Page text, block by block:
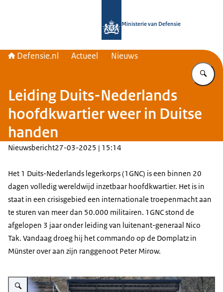
Ministerie van Defensie
Defensie.nl Actueel Nieuws
Leiding Duits-Nederlands
hoofdkwartier weer in Duitse
handen
Nieuwsbericht27-03-2025 | 15:14
Het 1 Duits-Nederlands legerkorps (1GNC) is een binnen 20
dagen volledig wereldwijd inzetbaar hoofdkwartier. Het is in
staat in een crisisgebied een internationale troepenmacht aan
te sturen van meer dan 50.000 militairen. 1GNC stond de
afgelopen 3 jaar onder leiding van luitenant-generaal Nico
Tak. Vandaag droeg hij het commando op de Domplatz in
Münster over aan zijn ranggenoot Peter Mirow.
Vergroot afbeelding Peter Mirow en Nico Tak lopen saluerend langs de